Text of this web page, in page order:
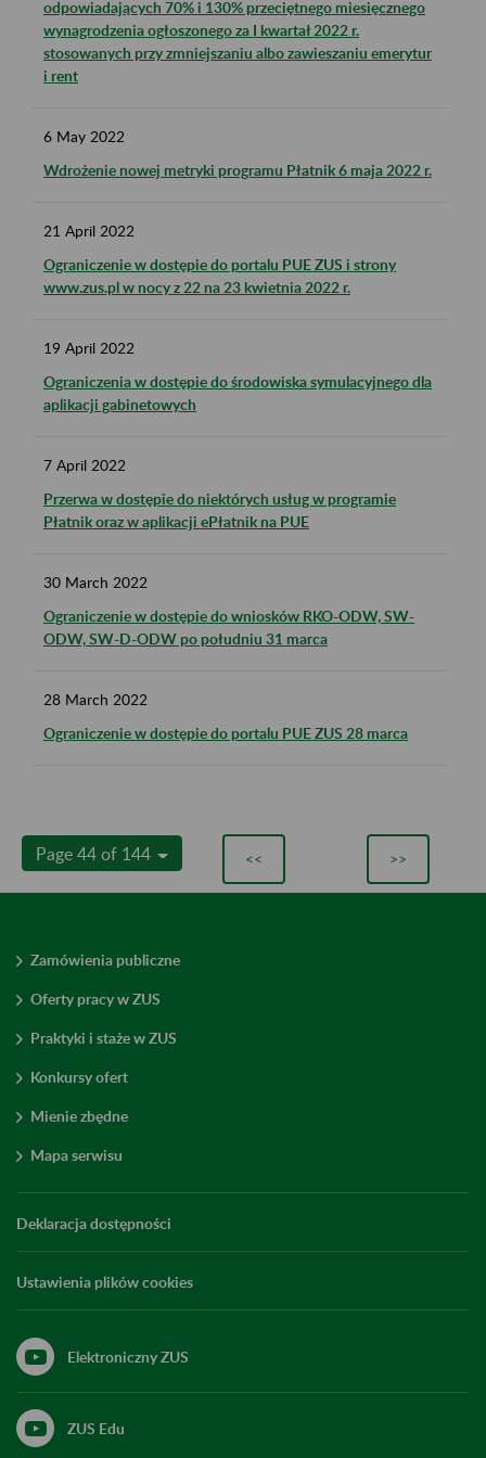
odpowiadających 70% i 130% przeciętnego miesięcznego
wynagrodzenia ogłoszonego za I kwartał 2022 r.
stosowanych przy zmniejszaniu albo zawieszaniu emerytur
i rent
6 May 2022
Wdrożenie nowej metryki programu Płatnik 6 maja 2022 r.
21 April 2022
Ograniczenie w dostępie do portalu PUE ZUS i strony
www.zus.pl w nocy z 22 na 23 kwietnia 2022 r.
19 April 2022
Ograniczenia w dostępie do środowiska symulacyjnego dla
aplikacji gabinetowych
7 April 2022
Przerwa w dostępie do niektórych usług w programie
Płatnik oraz w aplikacji ePłatnik na PUE
30 March 2022
Ograniczenie w dostępie do wniosków RKO-ODW, SW-
ODW, SW-D-ODW po południu 31 marca
28 March 2022
Ograniczenie w dostępie do portalu PUE ZUS 28 marca
Page 44 of 144 << >>
Zamówienia publiczne
Oferty pracy w ZUS
Praktyki i staże w ZUS
Konkursy ofert
Mienie zbędne
Mapa serwisu
Deklaracja dostępności
Ustawienia plików cookies
Elektroniczny ZUS
ZUS Edu